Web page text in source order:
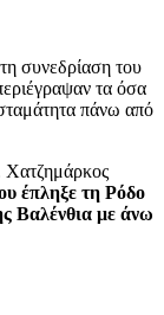
συνεδρίαση του
τα όσα
πάνω από
Χατζημάρκος
έπληξε τη Ρόδο
Βαλένθια με άνω